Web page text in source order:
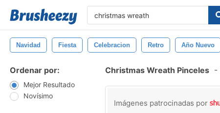
Navidad Fiesta Celebracion Retro Año Nuevo
Ordenar por:
Mejor Resultado
Novísimo
Christmas Wreath Pinceles -
Imágenes patrocinadas por